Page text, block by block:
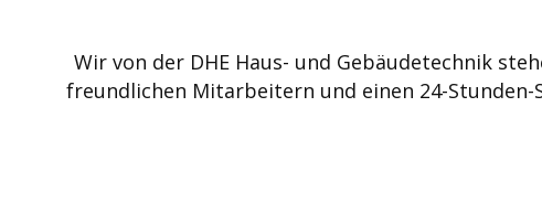
Wir von der DHE Haus- und Gebäudetechnik
freundlichen Mitarbeitern und einen 24-